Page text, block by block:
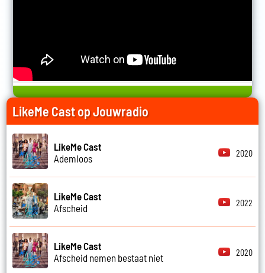
LikeMe Cast op Jouwradio
LikeMe Cast
Ademloos
2020
LikeMe Cast
Afscheid
2022
LikeMe Cast
Afscheid nemen bestaat niet
2020